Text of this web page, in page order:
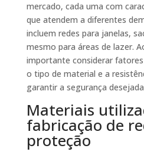
mercado, cada uma com
que atendem a diferentes
incluem redes para janelas,
mesmo para áreas de lazer.
importante considerar
o tipo de material e a
garantir a segurança
Materiais
fabricação de
proteção